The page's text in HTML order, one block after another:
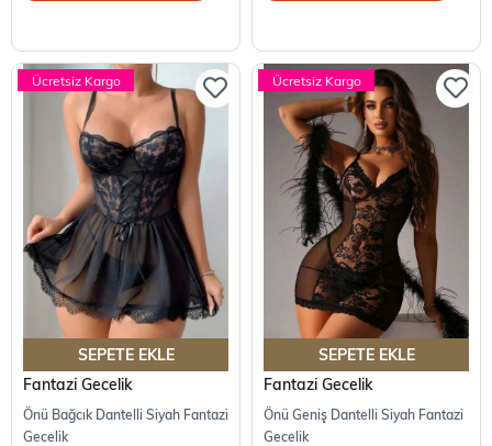
SEPETE EKLE
Fantazi Gecelik
Önü Bağcık Dantelli Siyah Fantazi
Gecelik
Ücretsiz Kargo
SEPETE EKLE
Fantazi Gecelik
Önü Geniş Dantelli Siyah Fantazi
Gecelik
Ücretsiz Kargo